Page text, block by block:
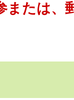
または、